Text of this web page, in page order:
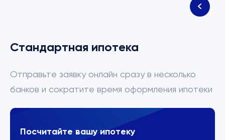
Стандартная ипотека
Отправьте заявку онлайн сразу в несколько
банков и сократите время оформления ипотеки
Посчитайте вашу ипотеку